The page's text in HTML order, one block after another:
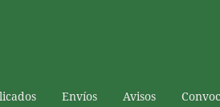
Envíos Avisos